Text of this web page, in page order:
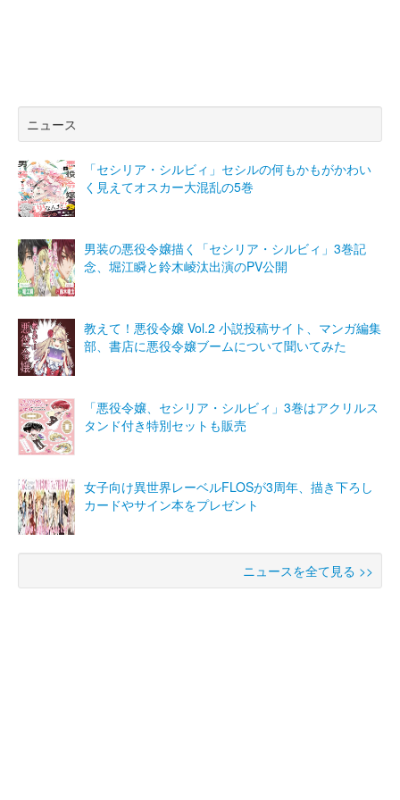
ニュース
「セシリア・シルビィ」セシルの何もかもがかわい
く見えてオスカー大混乱の5巻
男装の悪役令嬢描く「セシリア・シルビィ」3巻記
念、堀江瞬と鈴木崚汰出演のPV公開
教えて！悪役令嬢 Vol.2 小説投稿サイト、マンガ編集
部、書店に悪役令嬢ブームについて聞いてみた
「悪役令嬢、セシリア・シルビィ」3巻はアクリルス
タンド付き特別セットも販売
女子向け異世界レーベルFLOSが3周年、描き下ろし
カードやサイン本をプレゼント
ニュースを全て見る >>